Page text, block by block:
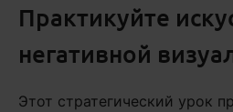
Практикуйте
негативной
Этот стратегический урок